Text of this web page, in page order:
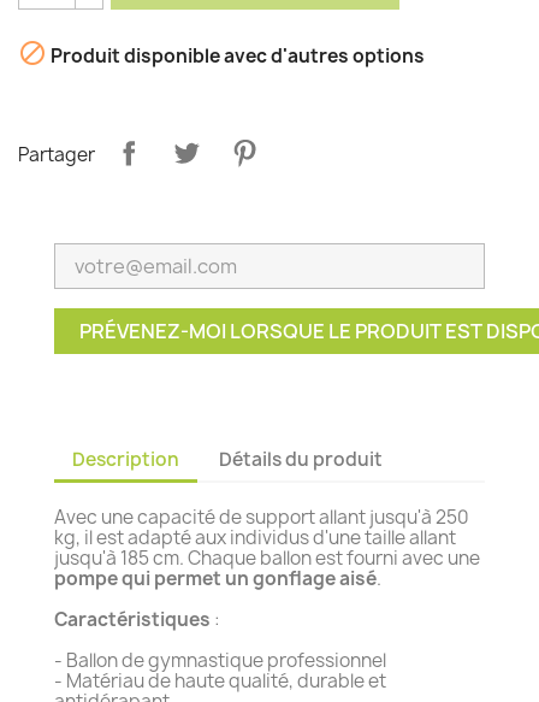
 Produit disponible avec d'autres options
Partager
PRÉVENEZ-MOI LORSQUE LE PRODUIT EST
Description Détails du produit
Avec une capacité de support allant jusqu'à 250
kg, il est adapté aux individus d'une taille allant
jusqu'à 185 cm. Chaque ballon est fourni avec une
pompe qui permet un gonflage aisé.
Caractéristiques :
- Ballon de gymnastique professionnel
- Matériau de haute qualité, durable et